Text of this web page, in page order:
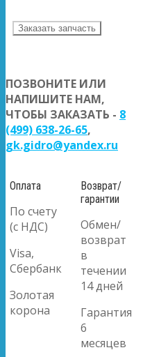
Заказать запчасть
ПОЗВОНИТЕ ИЛИ
НАПИШИТЕ НАМ,
ЧТОБЫ ЗАКАЗАТЬ - 8
(499) 638-26-65,
gk.gidro@yandex.ru
Оплата
По счету
(с НДС)
Visa,
Сбербанк
Золотая
корона
Возврат/
гарантии
Обмен/
возврат
в
течении
14 дней
Гарантия
6
месяцев